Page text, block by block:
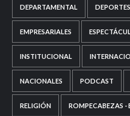
DEPARTAMENTAL DEPORTES
EMPRESARIALES
INSTITUCIONAL
NACIONALES PODCAST
RELIGIÓN ROMPECABEZAS -